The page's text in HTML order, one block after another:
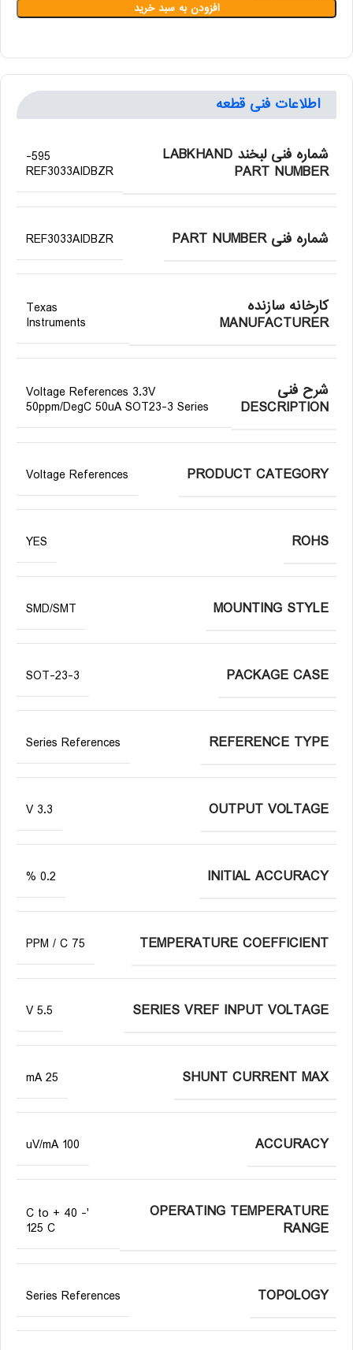
افزودن به سبد خرید
اطلاعات فنی قطعه
شماره فنی لبخند LABKHAND
PART NUMBER
595-
REF3033AIDBZR
شماره فنی PART NUMBER REF3033AIDBZR
کارخانه سازنده
MANUFACTURER
Texas
Instruments
شرح فنی
DESCRIPTION
Voltage References 3.3V
50ppm/DegC 50uA SOT23-3 Series
PRODUCT CATEGORY
Voltage References
ROHS
YES
MOUNTING STYLE
SMD/SMT
PACKAGE CASE
SOT-23-3
REFERENCE TYPE
Series References
OUTPUT VOLTAGE
3.3 V
INITIAL ACCURACY
0.2 %
TEMPERATURE COEFFICIENT
75 PPM / C
SERIES VREF INPUT VOLTAGE
5.5 V
SHUNT CURRENT MAX
25 mA
ACCURACY
100 uV/mA
OPERATING TEMPERATURE
RANGE
'- 40 C to +
125 C
TOPOLOGY
Series References